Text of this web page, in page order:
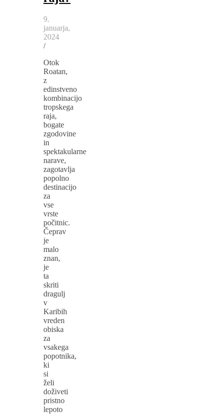
9.
januarja,
2024
/
Otok
Roatan,
z
edinstveno
kombinacijo
tropskega
raja,
bogate
zgodovine
in
spektakularne
narave,
zagotavlja
popolno
destinacijo
za
vse
vrste
počitnic.
Čeprav
je
malo
znan,
je
ta
skriti
dragulj
v
Karibih
vreden
obiska
za
vsakega
popotnika,
ki
si
želi
doživeti
pristno
lepoto